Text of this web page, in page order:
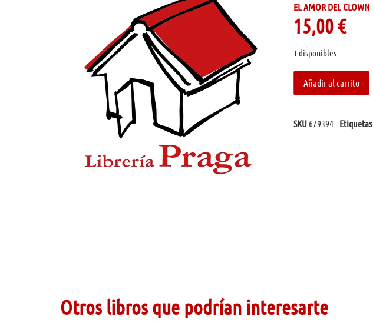
EL AMOR DEL CLOWN
15,00€
1 disponibles
Añadir al carrito
SKU 679394 Etiquetas
Otros libros que podrían interesarte